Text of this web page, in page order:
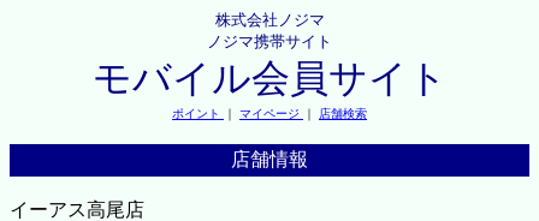
株式会社ノジマ
ノジマ携帯サイト
モバイル会員サイト
ポイント ｜ マイページ ｜ 店舗検索
店舗情報
イーアス高尾店